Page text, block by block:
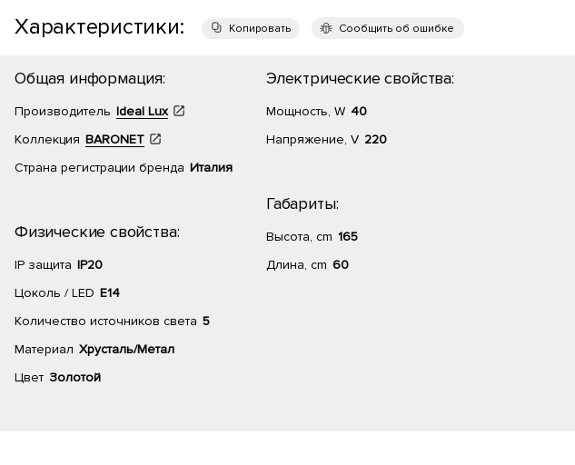
Характеристики: Копировать Сообщить об ошибке
Общая информация:
Производитель Ideal Lux
Коллекция BARONET
Страна регистрации бренда Италия
Физические свойства:
IP защита IP20
Цоколь / LED E14
Количество источников света 5
Материал Хрусталь/Метал
Цвет Золотой
Электрические свойства:
Мощность, W 40
Напряжение, V 220
Габариты:
Высота, cm 165
Длина, cm 60